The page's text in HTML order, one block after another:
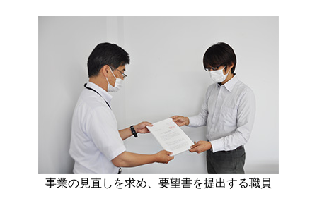
事業の見直しを求め、要望書を提出する職員